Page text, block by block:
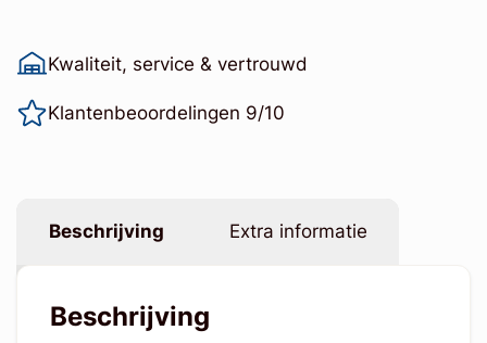
Kwaliteit, service & vertrouwd
Klantenbeoordelingen 9/10
Beschrijving Extra informatie
Beschrijving